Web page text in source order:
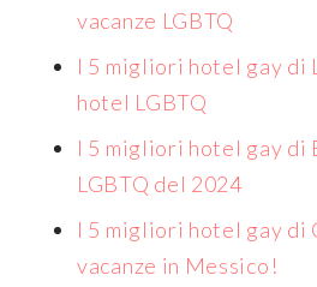
vacanze LGBTQ
I 5 migliori hotel gay di
hotel LGBTQ
I 5 migliori hotel gay di
LGBTQ del 2024
I 5 migliori hotel gay di
vacanze in Messico!